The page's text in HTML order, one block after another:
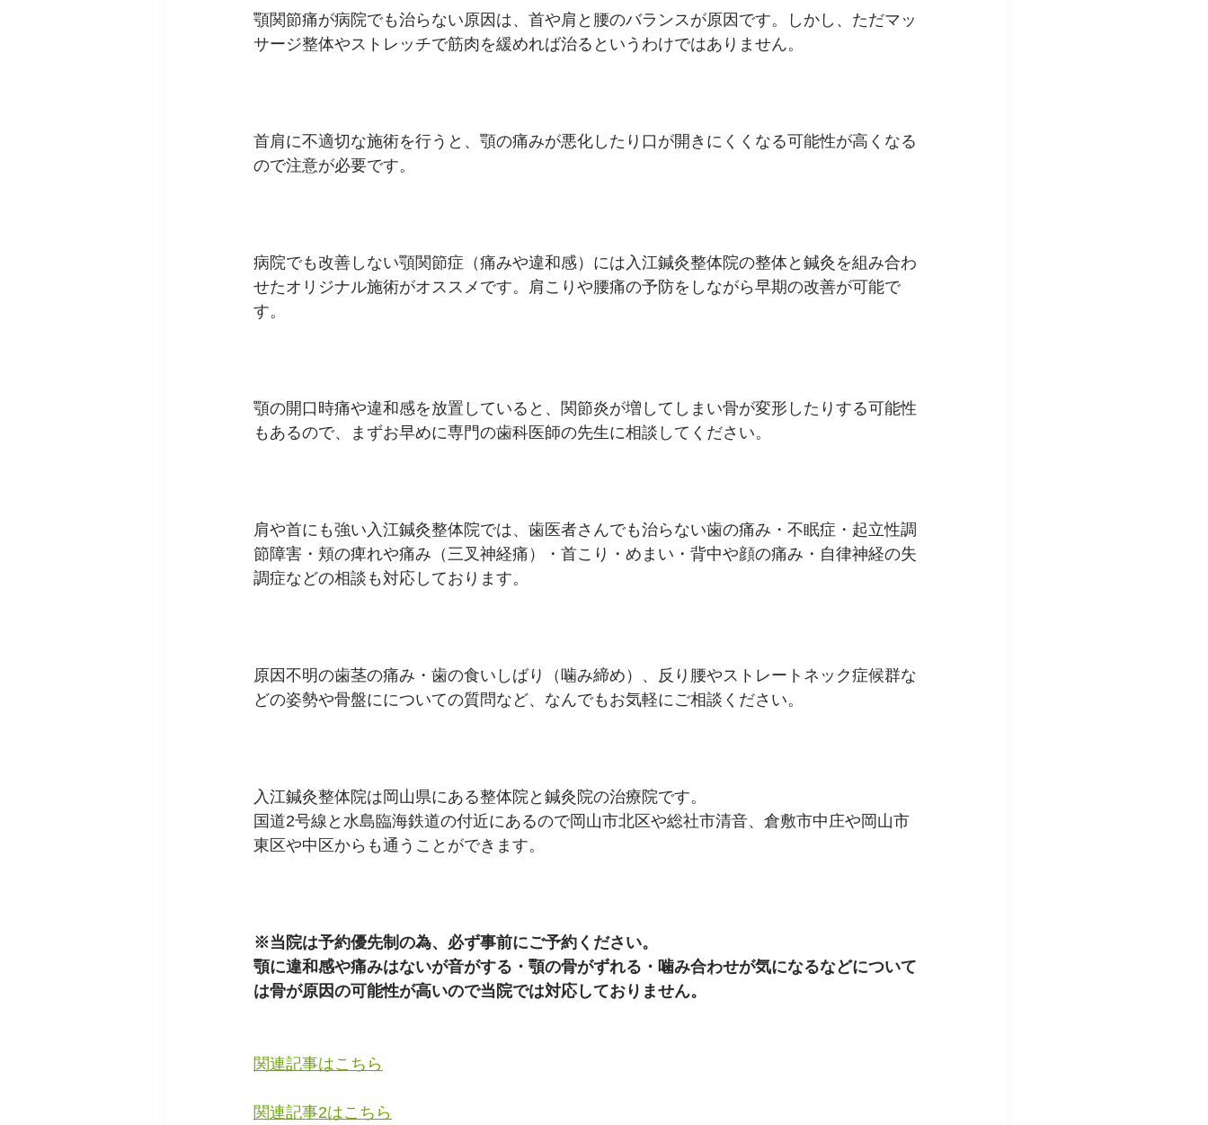
顎関節痛が病院でも治らない原因は、首や肩と腰のバランスが原因です。しかし、ただマッ
サージ整体やストレッチで筋肉を緩めれば治るというわけではありません。
首肩に不適切な施術を行うと、顎の痛みが悪化したり口が開きにくくなる可能性が高くなる
ので注意が必要です。
病院でも改善しない顎関節症（痛みや違和感）には入江鍼灸整体院の整体と鍼灸を組み合わ
せたオリジナル施術がオススメです。肩こりや腰痛の予防をしながら早期の改善が可能で
す。
顎の開口時痛や違和感を放置していると、関節炎が増してしまい骨が変形したりする可能性
もあるので、まずお早めに専門の歯科医師の先生に相談してください。
肩や首にも強い入江鍼灸整体院では、歯医者さんでも治らない歯の痛み・不眠症・起立性調
節障害・頬の痺れや痛み（三叉神経痛）・首こり・めまい・背中や顔の痛み・自律神経の失
調症などの相談も対応しております。
原因不明の歯茎の痛み・歯の食いしばり（噛み締め）、反り腰やストレートネック症候群な
どの姿勢や骨盤にについての質問など、なんでもお気軽にご相談ください。
入江鍼灸整体院は岡山県にある整体院と鍼灸院の治療院です。
国道2号線と水島臨海鉄道の付近にあるので岡山市北区や総社市清音、倉敷市中庄や岡山市
東区や中区からも通うことができます。
※当院は予約優先制の為、必ず事前にご予約ください。
顎に違和感や痛みはないが音がする・ 顎の骨がずれる・噛み合わせが気になるなどについて
は骨が原因の可能性が高いので当院では対応しておりません。
関連記事はこちら
関連記事2はこちら